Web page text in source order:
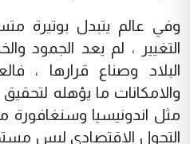
وفي عالم يتبدل بوتيرة
التغيير ، لم يعد الجمود
البلاد وصناع قرارها ،
والامكانات ما يؤهله
مثل اندونيسيا وسنغافورة
التحول الاقتصادي ليس